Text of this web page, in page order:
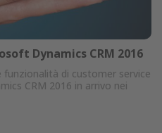
Dynamics CRM 2016
di customer service
CRM 2016 in arrivo nei